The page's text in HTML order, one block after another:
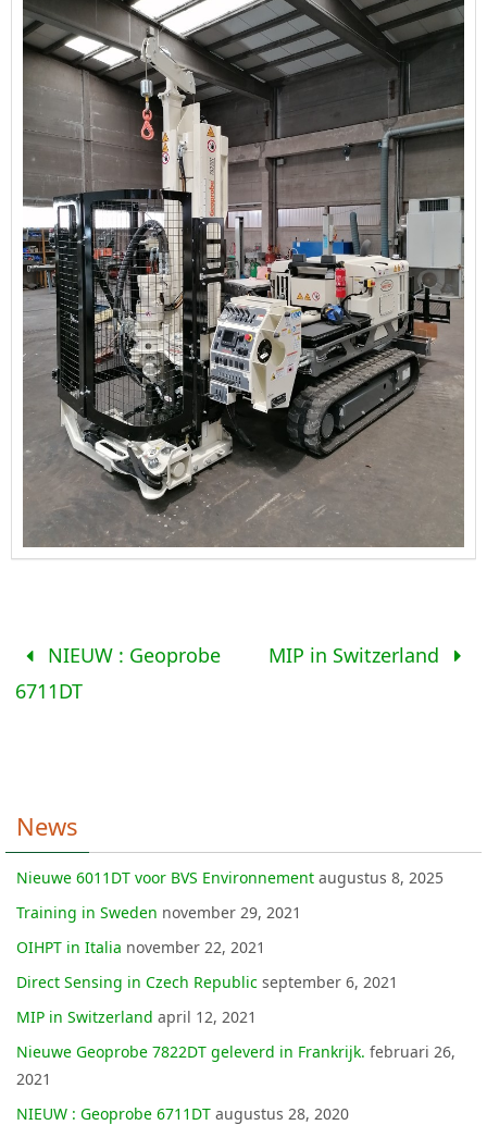
NIEUW : Geoprobe
6711DT
MIP in Switzerland
News
Nieuwe 6011DT voor BVS Environnement augustus 8, 2025
Training in Sweden november 29, 2021
OIHPT in Italia november 22, 2021
Direct Sensing in Czech Republic september 6, 2021
MIP in Switzerland april 12, 2021
Nieuwe Geoprobe 7822DT geleverd in Frankrijk. februari 26,
2021
NIEUW : Geoprobe 6711DT augustus 28, 2020